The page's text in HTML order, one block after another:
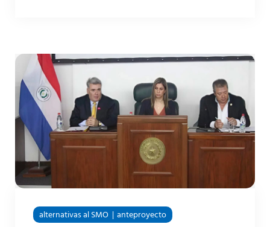
alternativas al SMO anteproyecto